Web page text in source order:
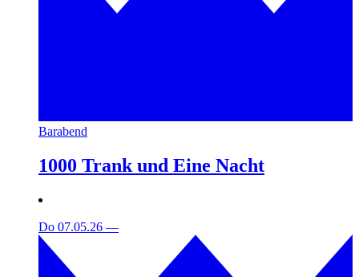
Barabend
1000 Trank und Eine Nacht
Do 07.05.26 —